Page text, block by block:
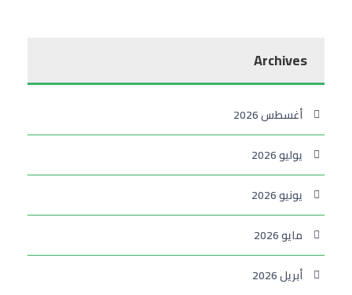
Archives
أغسطس 2026
يوليو 2026
يونيو 2026
مايو 2026
أبريل 2026